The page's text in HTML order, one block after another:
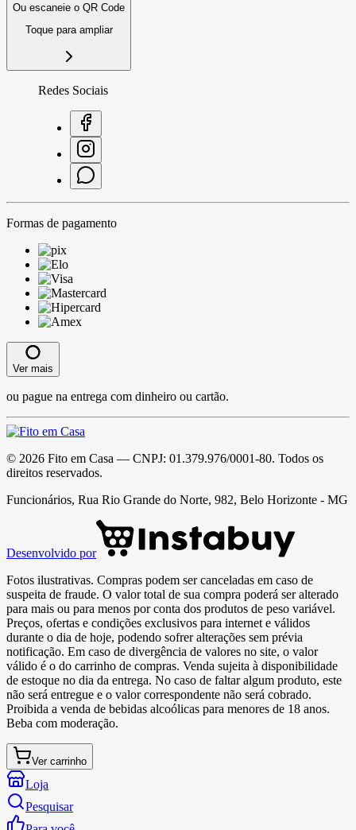
Ou escaneie o QR Code
Toque para ampliar
Redes Sociais
Formas de pagamento
Ver mais
ou pague na entrega com dinheiro ou cartão.
© 2026 Fito em Casa — CNPJ: 01.379.976/0001-80. Todos os
direitos reservados.
Funcionários, Rua Rio Grande do Norte, 982, Belo Horizonte - MG
Desenvolvido por
Fotos ilustrativas. Compras podem ser canceladas em caso de
suspeita de fraude. O valor total de sua compra poderá ser alterado
para mais ou para menos por conta dos produtos de peso variável.
Preços, ofertas e condições exclusivos para internet e válidos
durante o dia de hoje, podendo sofrer alterações sem prévia
notificação. Em caso de divergência de valores no site, o valor
válido é o do carrinho de compras. Venda sujeita à disponibilidade
de estoque no dia da entrega. No caso de faltar algum produto, este
não será entregue e o valor correspondente não será cobrado.
Proibida a venda de bebidas alcoólicas para menores de 18 anos.
Beba com moderação.
Ver carrinho
Loja
Pesquisar